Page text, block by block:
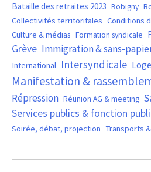
Bataille des retraites 2023 Bobigny
Collectivités territoritales Conditions
Culture & médias Formation syndicale
Grève Immigration & sans-
International Intersyndicale
Manifestation &
Répression Réunion AG & meeting
Services publics & fonction
Soirée, débat, projection Transports